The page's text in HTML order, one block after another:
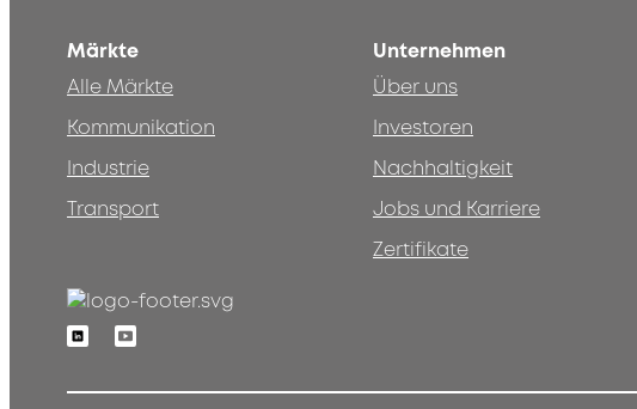
Märkte
Alle Märkte
Kommunikation
Industrie
Transport
Unternehmen
Über uns
Investoren
Nachhaltigkeit
Jobs und Karriere
Zertifikate
LinkedinYoutube